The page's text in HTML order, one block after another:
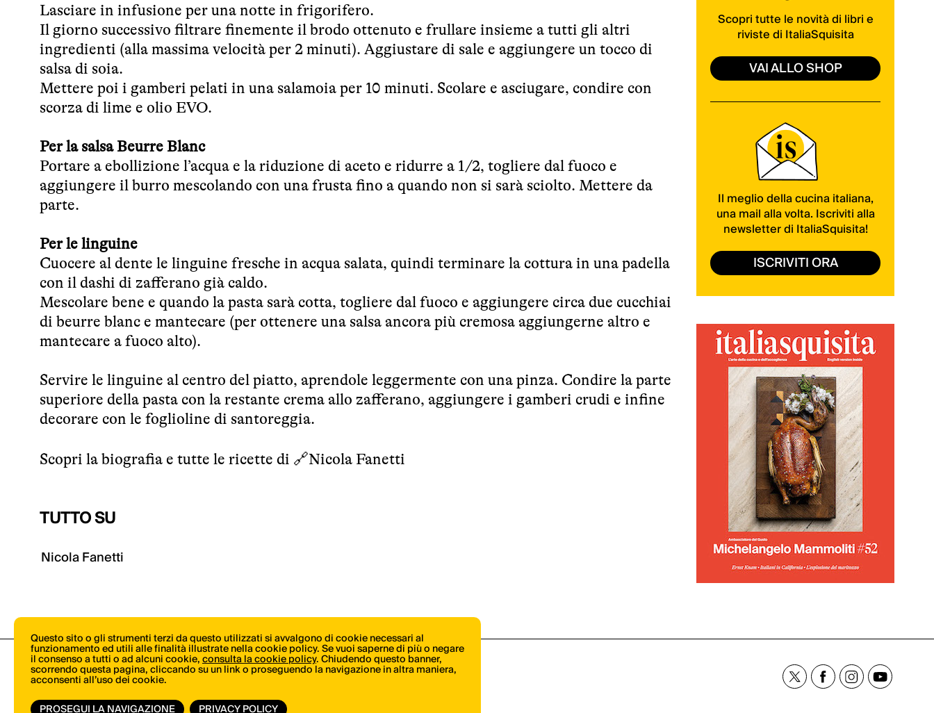
Lasciare in infusione per una notte in frigorifero.
Il giorno successivo filtrare finemente il brodo ottenuto e frullare insieme a tutti gli altri
ingredienti (alla massima velocità per 2 minuti). Aggiustare di sale e aggiungere un tocco di
salsa di soia.
Mettere poi i gamberi pelati in una salamoia per 10 minuti. Scolare e asciugare, condire con
scorza di lime e olio EVO.
Per la salsa Beurre Blanc
Portare a ebollizione l’acqua e la riduzione di aceto e ridurre a 1/2, togliere dal fuoco e
aggiungere il burro mescolando con una frusta fino a quando non si sarà sciolto. Mettere da
parte.
Per le linguine
Cuocere al dente le linguine fresche in acqua salata, quindi terminare la cottura in una padella
con il dashi di zafferano già caldo.
Mescolare bene e quando la pasta sarà cotta, togliere dal fuoco e aggiungere circa due cucchiai
di beurre blanc e mantecare (per ottenere una salsa ancora più cremosa aggiungerne altro e
mantecare a fuoco alto).
Servire le linguine al centro del piatto, aprendole leggermente con una pinza. Condire la parte
superiore della pasta con la restante crema allo zafferano, aggiungere i gamberi crudi e infine
decorare con le foglioline di santoreggia.
Scopri la biografia e tutte le ricette di 🔗Nicola Fanetti
TUTTO SU
Nicola Fanetti
Scopri tutte le novità di libri e
riviste di ItaliaSquisita
VAI ALLO SHOP
Il meglio della cucina italiana,
una mail alla volta. Iscriviti alla
newsletter di ItaliaSquisita!
ISCRIVITI ORA
Questo sito o gli strumenti terzi da questo utilizzati si avvalgono di cookie necessari al
funzionamento ed utili alle finalità illustrate nella cookie policy. Se vuoi saperne di più o negare
il consenso a tutti o ad alcuni cookie,consulta la cookie policy. Chiudendo questo banner,
scorrendo questa pagina, cliccando su un link o proseguendo la navigazione in altra maniera,
acconsenti all’uso dei cookie.
PROSEGUI LA NAVIGAZIONE
PRIVACY POLICY